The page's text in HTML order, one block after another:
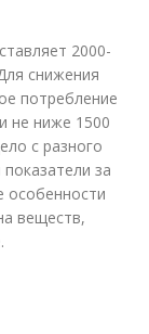
2000-
снижения
потребление
не ниже 1500
с разного
за
особенности
веществ,